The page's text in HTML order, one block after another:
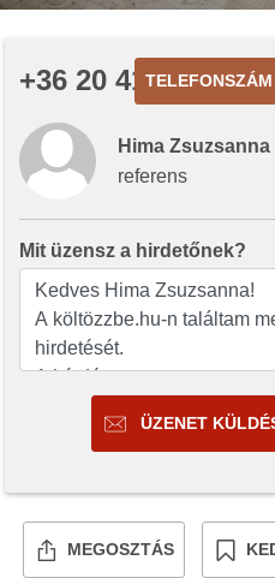
+36 20 419
Hima Zsuzsanna
referens
Mit üzensz a hirdetőnek?
ÜZENET
MEGOSZTÁS